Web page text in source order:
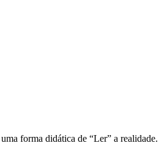
forma didática de “Ler” a realidade.